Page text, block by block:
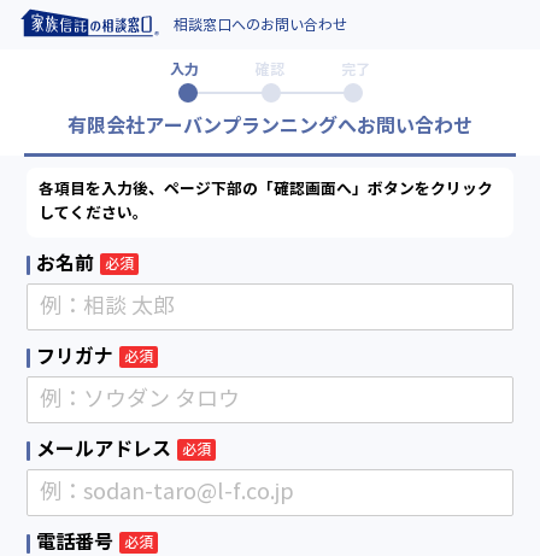
相談窓口へのお問い合わせ
入力 確認 完了
有限会社アーバンプランニングへお問い合わせ
各項目を入力後、ページ下部の「確認画面へ」ボタンをクリック
してください。
お名前 必須
フリガナ 必須
メールアドレス 必須
電話番号 必須